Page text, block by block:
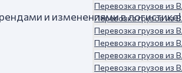
Перевозка грузов из
Перевозка грузов из
Перевозка грузов из
Перевозка грузов из
Перевозка грузов из
Перевозка грузов из
и изменениями в логистике!